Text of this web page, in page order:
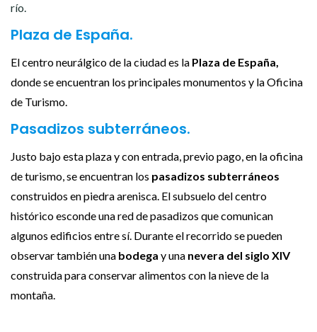
río.
Plaza de España.
El centro neurálgico de la ciudad es la Plaza de España,
donde se encuentran los principales monumentos y la Oficina
de Turismo.
Pasadizos subterráneos.
Justo bajo esta plaza y con entrada, previo pago, en la oficina
de turismo, se encuentran los pasadizos subterráneos
construidos en piedra arenisca. El subsuelo del centro
histórico esconde una red de pasadizos que comunican
algunos edificios entre sí. Durante el recorrido se pueden
observar también una bodega y una nevera del siglo XIV
construida para conservar alimentos con la nieve de la
montaña.